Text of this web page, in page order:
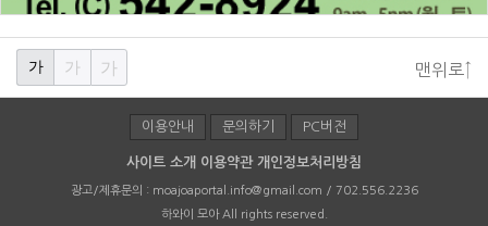
맨위로↑
가 가 가
이용안내 문의하기 PC버전
사이트 소개 이용약관 개인정보처리방침
광고/제휴문의 : moajoaportal.info@gmail.com / 702.556.2236
하와이 모아All rights reserved.